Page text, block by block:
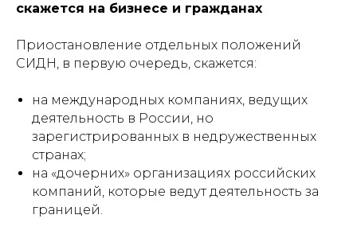
скажется на бизнесе и гражданах
Приостановление отдельных положений
СИДН, в первую очередь, скажется:
на международных компаниях, ведущих
деятельность в России, но
зарегистрированных в недружественных
странах;
на «дочерних» организациях российских
компаний, которые ведут деятельность за
границей.